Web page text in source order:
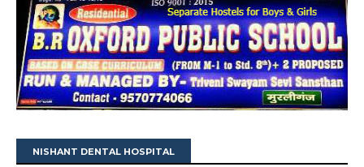
NISHANT DENTAL HOSPITAL